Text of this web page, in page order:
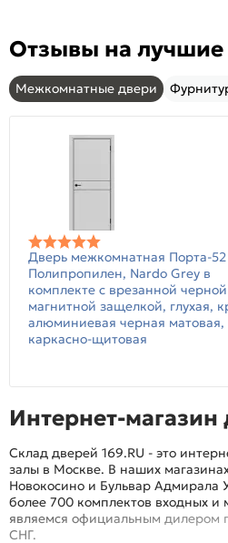
Отзывы на лучшие
Межкомнатные двери
Дверь межкомнатная Порта-52
Полипропилен, Nardo Grey в
комплекте с врезанной черной
магнитной защелкой, глухая,
алюминиевая черная матовая,
каркасно-щитовая
Интернет-магазин
Склад дверей 169.RU - это
залы в Москве. В наших
Новокосино и Бульвар Адмирала
более 700 комплектов входных
являемся официальным дилером
СНГ.